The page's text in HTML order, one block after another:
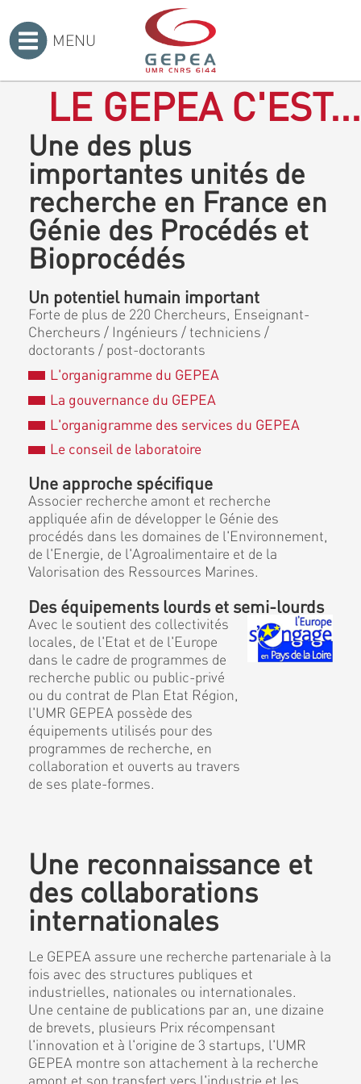
MENU
LE GEPEA C'EST...
Une des plus
importantes unités de
recherche en France en
Génie des Procédés et
Bioprocédés
Un potentiel humain important
Forte de plus de 220 Chercheurs, Enseignant-
Chercheurs / Ingénieurs / techniciens /
doctorants / post-doctorants
L'organigramme du GEPEA
La gouvernance du GEPEA
L'organigramme des services du GEPEA
Le conseil de laboratoire
Une approche spécifique
Associer recherche amont et recherche
appliquée afin de développer le Génie des
procédés dans les domaines de l'Environnement,
de l'Energie, de l'Agroalimentaire et de la
Valorisation des Ressources Marines.
Des équipements lourds et semi-lourds
Avec le soutient des collectivités
locales, de l'Etat et de l'Europe
dans le cadre de programmes de
recherche public ou public-privé
ou du contrat de Plan Etat Région,
l'UMR GEPEA possède des
équipements utilisés pour des
programmes de recherche, en
collaboration et ouverts au travers
de ses plate-formes.
Une reconnaissance et
des collaborations
internationales
Le GEPEA assure une recherche partenariale à la
fois avec des structures publiques et
industrielles, nationales ou internationales.
Une centaine de publications par an, une dizaine
de brevets, plusieurs Prix récompensant
l'innovation et à l'origine de 3 startups, l'UMR
GEPEA montre son attachement à la recherche
amont et son transfert vers l'industrie et les